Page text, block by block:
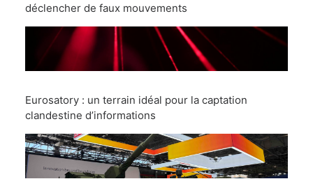
déclencher de faux mouvements
Eurosatory : un terrain idéal pour la captation
clandestine d’informations